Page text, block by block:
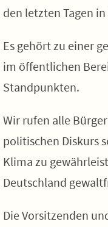
den letzten Tagen
Es gehört zu einer
im öffentlichen
Standpunkten.
Wir rufen alle
politischen Diskurs
Klima zu
Deutschland
Die Vorsitzenden